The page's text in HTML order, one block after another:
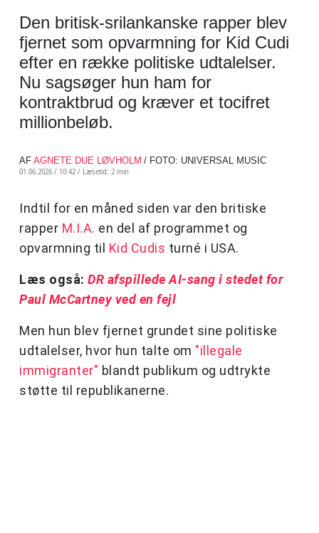
Den britisk-srilankanske rapper blev
fjernet som opvarmning for Kid Cudi
efter en række politiske udtalelser.
Nu sagsøger hun ham for
kontraktbrud og kræver et tocifret
millionbeløb.
AF AGNETE DUE LØVHOLM / FOTO: UNIVERSAL MUSIC
01.06.2026 / 10:42 / Læsetid: 2 min
Indtil for en måned siden var den britiske
rapper M.I.A. en del af programmet og
opvarmning til Kid Cudis turné i USA.
Læs også: DR afspillede AI-sang i stedet for
Paul McCartney ved en fejl
Men hun blev fjernet grundet sine politiske
udtalelser, hvor hun talte om "illegale
immigranter" blandt publikum og udtrykte
støtte til republikanerne.